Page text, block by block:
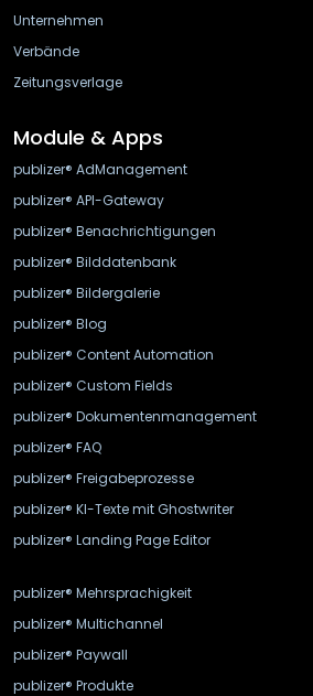
Unternehmen
Verbände
Zeitungsverlage
Module & Apps
publizer® AdManagement
publizer® API-Gateway
publizer® Benachrichtigungen
publizer® Bilddatenbank
publizer® Bildergalerie
publizer® Blog
publizer® Content Automation
publizer® Custom Fields
publizer® Dokumentenmanagement
publizer® FAQ
publizer® Freigabeprozesse
publizer® KI-Texte mit Ghostwriter
publizer® Landing Page Editor
publizer® Mehrsprachigkeit
publizer® Multichannel
publizer® Paywall
publizer® Produkte